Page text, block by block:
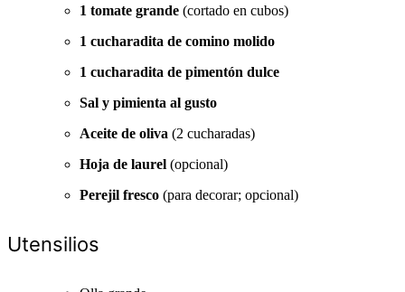
1 tomate grande (cortado en cubos)
1 cucharadita de comino molido
1 cucharadita de pimentón dulce
Sal y pimienta al gusto
Aceite de oliva (2 cucharadas)
Hoja de laurel (opcional)
Perejil fresco (para decorar; opcional)
Utensilios